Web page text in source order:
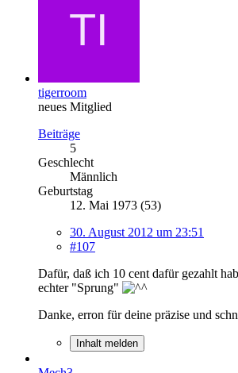
tigerroom
neues Mitglied
Beiträge
5
Geschlecht
Männlich
Geburtstag
12. Mai 1973 (53)
30. August 2012 um 23:51
#107
Dafür, daß ich 10 cent dafür gezahlt
echter "Sprung"
Danke, erron für deine präzise und
Inhalt melden